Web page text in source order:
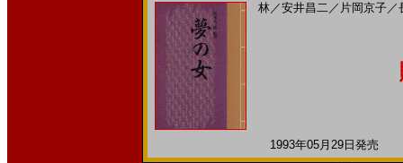
林／安井昌二／ 片岡京子／
1993年05月29日発売